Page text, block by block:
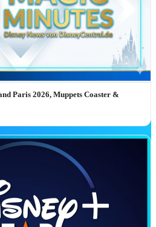
Disney Deals & Angebote
besten Blu-ray-, 4K- & Streaming-Deals –
handverlesen.
Zum Deal ➔
Disneyland Paris Hub
Walt Disney World
Resort
Cruise Line
Disney Resort
soon
Paris 2026, Muppets Coaster &